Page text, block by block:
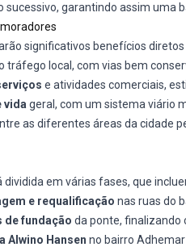
garantindo assim uma
significativos benefícios
tráfego local, com vias bem
e atividades comerciais,
vida geral, com um sistema viário
as diferentes áreas da cidade
em várias fases, que
e requalificação nas ruas do
de fundação da ponte, finalizando
Alwino Hansen no bairro